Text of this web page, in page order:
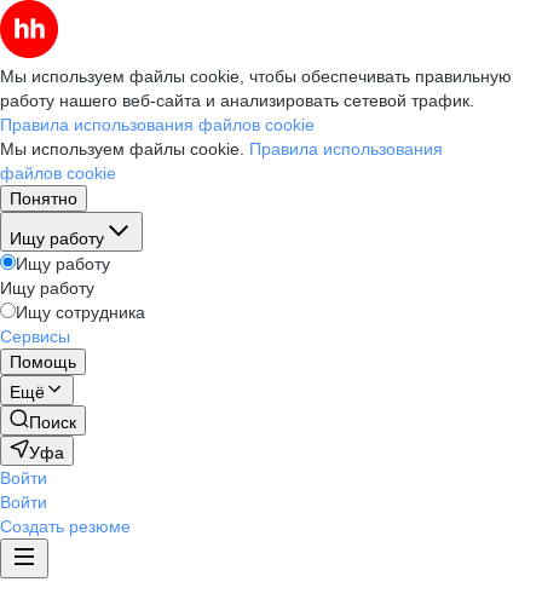
Мы используем файлы cookie, чтобы обеспечивать правильную
работу нашего веб-сайта и анализировать сетевой трафик.
Правила использования файлов cookie
Мы используем файлы cookie. Правила использования
файлов cookie
Понятно
Ищу работу
Ищу работу
Ищу работу
Ищу сотрудника
Сервисы
Помощь
Ещё
Поиск
Уфа
Войти
Войти
Создать резюме